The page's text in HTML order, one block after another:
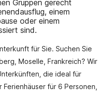
Gruppen gerecht
einem
oder einem
sind.
für Sie. Suchen Sie
Moselle, Frankreich? Wir
die ideal für
für 6 Personen,